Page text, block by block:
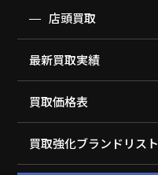
店頭買取
最新買取実績
買取価格表
買取強化ブランドリスト